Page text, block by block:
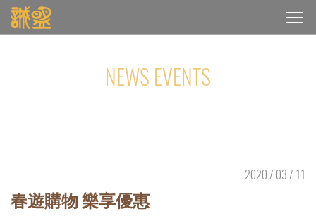
NEWS EVENTS
2020 / 03 / 11
春遊購物 樂享優惠